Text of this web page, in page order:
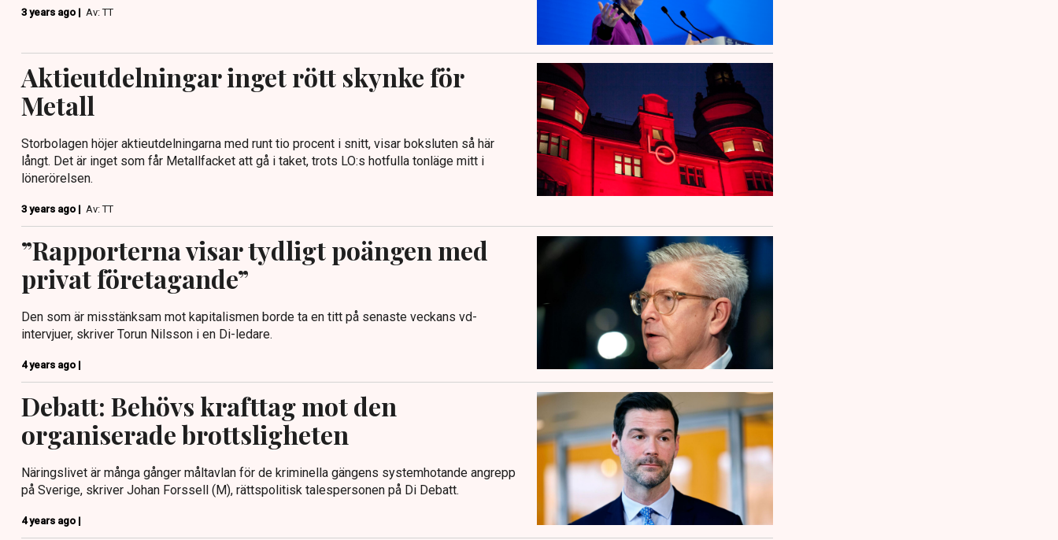
3 years ago | Av: TT
Aktieutdelningar inget rött skynke för
Metall
Storbolagen höjer aktieutdelningarna med runt tio procent i snitt, visar boksluten så här
långt. Det är inget som får Metallfacket att gå i taket, trots LO:s hotfulla tonläge mitt i
lönerörelsen.
3 years ago | Av: TT
”Rapporterna visar tydligt poängen med
privat företagande”
Den som är misstänksam mot kapitalismen borde ta en titt på senaste veckans vd-
intervjuer, skriver Torun Nilsson i en Di-ledare.
4 years ago |
Debatt: Behövs krafttag mot den
organiserade brottsligheten
Näringslivet är många gånger måltavlan för de kriminella gängens systemhotande angrepp
på Sverige, skriver Johan Forssell (M), rättspolitisk talespersonen på Di Debatt.
4 years ago |